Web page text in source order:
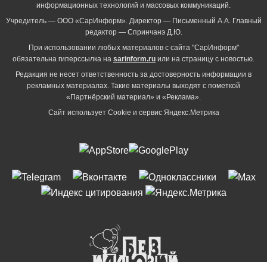
информационных технологий и массовых коммуникаций.
Учредитель — ООО «СарИнформ». Директор — Письменный А.А. Главный
редактор — Спринчанэ Д.Ю.
При использовании любых материалов с сайта "СарИнформ"
обязательна гиперссылка на sarinform.ru или на страницу с новостью.
Редакция не несет ответственность за достоверность информации в
рекламных материалах. Такие материалы выходят с пометкой
«Партнёрский материал» и «Реклама».
Сайт использует Cookie и сервиc Яндекс.Метрика